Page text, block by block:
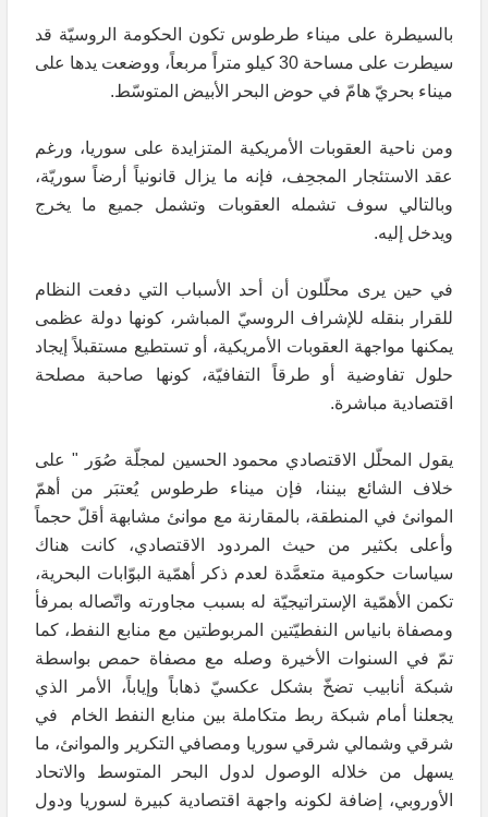
بالسيطرة على ميناء طرطوس تكون الحكومة الروسيّة قد
سيطرت على مساحة 30 كيلو متراً مربعاً، ووضعت يدها على
ميناء بحريّ هامّ في حوض البحر الأبيض المتوسّط.
ومن ناحية العقوبات الأمريكية المتزايدة على سوريا، ورغم
عقد الاستئجار المجحِف، فإنه ما يزال قانونياً أرضاً سوريّة،
وبالتالي سوف تشمله العقوبات وتشمل جميع ما يخرج
ويدخل إليه.
في حين يرى محلّلون أن أحد الأسباب التي دفعت النظام
للقرار بنقله للإشراف الروسيّ المباشر، كونها دولة عظمى
يمكنها مواجهة العقوبات الأمريكية، أو تستطيع مستقبلاً إيجاد
حلول تفاوضية أو طرقاً التفافيّة، كونها صاحبة مصلحة
اقتصادية مباشرة.
يقول المحلّل الاقتصادي محمود الحسين لمجلّة صُوَر " على
خلاف الشائع بيننا، فإن ميناء طرطوس يُعتبَر من أهمّ
الموانئ في المنطقة، بالمقارنة مع موانئ مشابهة أقلّ حجماً
وأعلى بكثير من حيث المردود الاقتصادي، كانت هناك
سياسات حكومية متعمَّدة لعدم ذكر أهمّية البوّابات البحرية،
تكمن الأهمّية الإستراتيجيّة له بسبب مجاورته واتّصاله بمرفأ
ومصفاة بانياس النفطيّتين المربوطتين مع منابع النفط، كما
تمّ في السنوات الأخيرة وصله مع مصفاة حمص بواسطة
شبكة أنابيب تضخّ بشكل عكسيّ ذهاباً وإياباً، الأمر الذي
يجعلنا أمام شبكة ربط متكاملة بين منابع النفط الخام في
شرقي وشمالي شرقي سوريا ومصافي التكرير والموانئ، ما
يسهل من خلاله الوصول لدول البحر المتوسط والاتحاد
الأوروبي، إضافة لكونه واجهة اقتصادية كبيرة لسوريا ودول